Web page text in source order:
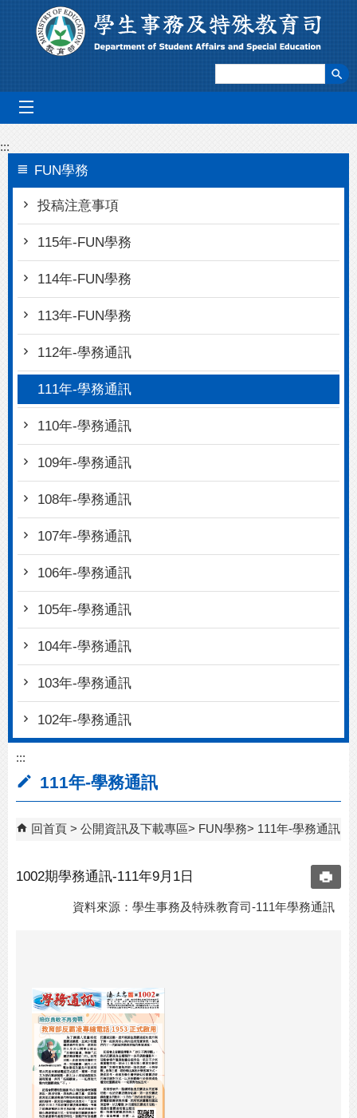
跳到主要內容區塊
:::
FUN學務
投稿注意事項
115年-FUN學務
114年-FUN學務
113年-FUN學務
112年-學務通訊
111年-學務通訊
110年-學務通訊
109年-學務通訊
108年-學務通訊
107年-學務通訊
106年-學務通訊
105年-學務通訊
104年-學務通訊
103年-學務通訊
102年-學務通訊
:::
111年-學務通訊
回首頁 公開資訊及下載專區 FUN學務 111年-學務通訊
1002期學務通訊-111年9月1日
資料來源：學生事務及特殊教育司-111年學務通訊